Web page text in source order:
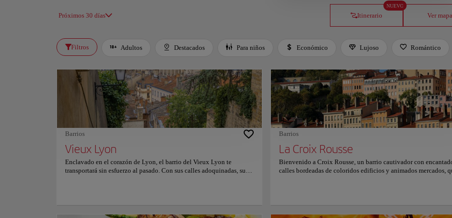
Próximos 30 días Itinerario
NUEVO
Ver mapa
Filtros Adultos Destacados Para niños Económico Lujoso Romántico
Barrios
Vieux Lyon
Enclavado en el corazón de Lyon, el barrio del Vieux Lyon te
transportará sin esfuerzo al pasado. Con sus calles adoquinadas, sus
paso. Deléitate con la impresionante arquitectura gótica y románica,
Barrios
La Croix Rousse
Bienvenido a Croix Rousse, un barrio cautivador con
calles bordeadas de coloridos edificios y animados mercados,
oportunidad de explorar el vibrante mercado de La Croix